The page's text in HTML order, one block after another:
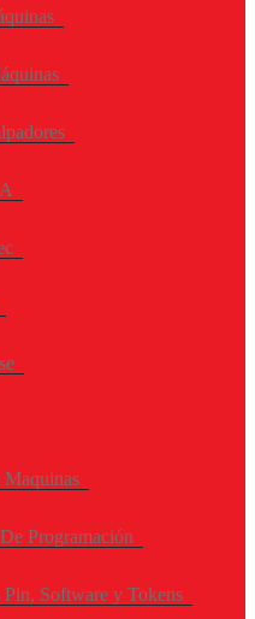
Maquinas
Programación
Software y Tokens